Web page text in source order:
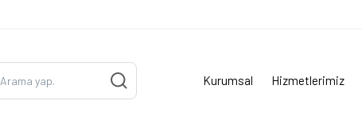
Kurumsal Hizmetlerimiz